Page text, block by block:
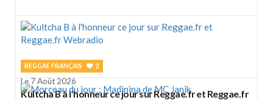
REGGAE FRANÇAIS 2
Le 7 Août 2026
Kultcha B à l'honneur ce jour sur Reggae.fr et Reggae.fr